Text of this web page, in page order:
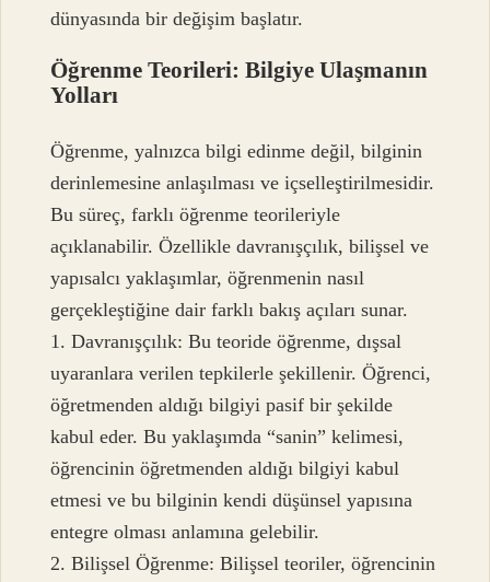
dünyasında bir değişim başlatır.
Öğrenme Teorileri: Bilgiye Ulaşmanın
Yolları
Öğrenme, yalnızca bilgi edinme değil, bilginin
derinlemesine anlaşılması ve içselleştirilmesidir.
Bu süreç, farklı öğrenme teorileriyle
açıklanabilir. Özellikle davranışçılık, bilişsel ve
yapısalcı yaklaşımlar, öğrenmenin nasıl
gerçekleştiğine dair farklı bakış açıları sunar.
1. Davranışçılık: Bu teoride öğrenme, dışsal
uyaranlara verilen tepkilerle şekillenir. Öğrenci,
öğretmenden aldığı bilgiyi pasif bir şekilde
kabul eder. Bu yaklaşımda “sanin” kelimesi,
öğrencinin öğretmenden aldığı bilgiyi kabul
etmesi ve bu bilginin kendi düşünsel yapısına
entegre olması anlamına gelebilir.
2. Bilişsel Öğrenme: Bilişsel teoriler, öğrencinin